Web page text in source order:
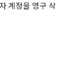
계정을 영구 삭